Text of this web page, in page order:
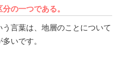
の一つである。
う言葉は、地層のことについて
いです。